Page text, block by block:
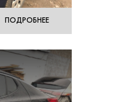
ПОДРОБНЕЕ